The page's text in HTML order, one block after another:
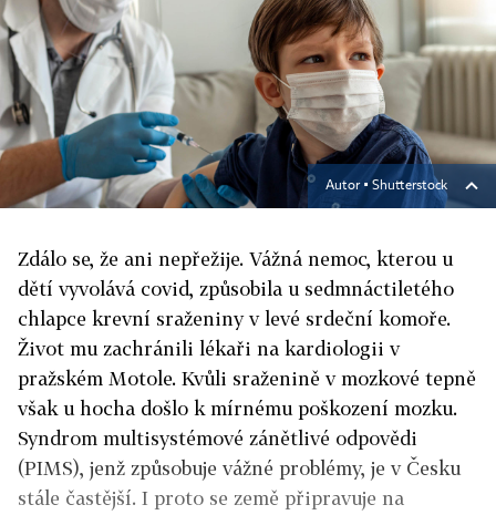
Autor ▪ Shutterstock
Zdálo se, že ani nepřežije. Vážná nemoc, kterou u
dětí vyvolává covid, způsobila u sedmnáctiletého
chlapce krevní sraženiny v levé srdeční komoře.
Život mu zachránili lékaři na kardiologii v
pražském Motole. Kvůli sraženině v mozkové tepně
však u hocha došlo k mírnému poškození mozku.
Syndrom multisystémové zánětlivé odpovědi
(PIMS), jenž způsobuje vážné problémy, je v Česku
stále častější. I proto se země připravuje na